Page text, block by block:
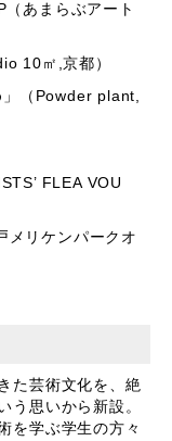
（あまらぶアート
10 ㎡ ,京都）
（ Powder plant,
FLEA VOU
メリケンパークオ
た芸術文化を、絶
う思いから新設。
を学ぶ学生の方々